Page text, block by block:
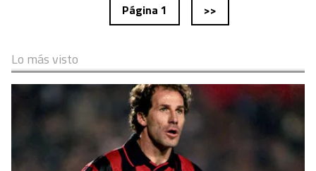
Página 1 >>
Lo más visto